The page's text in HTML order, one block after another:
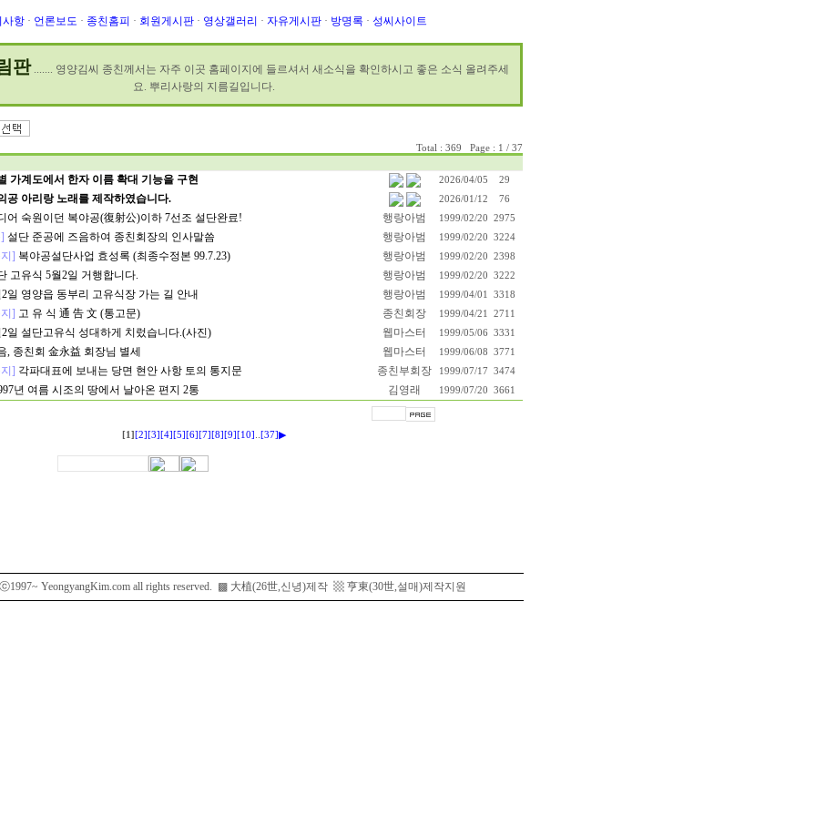
사항 · 언론보도 · 종친홈피 · 회원게시판 · 영상갤러리 · 자유게시판 · 방명록 · 성씨사이트
판....... 영양김씨 종친께서는 자주 이곳 홈페이지에 들르셔서 새소식을 확인하시고 좋은 소식 올려주세
요. 뿌리사랑의 지름길입니다.
Total : 369 Page : 1 / 37
가계도에서 한자 이름 확대 기능을 구현 2026/04/05 29
공 아리랑 노래를 제작하였습니다. 2026/01/12
76
어 숙원이던 복야공(復射公)이하 7선조 설단완료! 행랑아범 1999/02/20
2975
설단 준공에 즈음하여 종친회장의 인사말씀 행랑아범 1999/02/20
3224
] 복야공설단사업 효성록 (최종수정본 99.7.23) 행랑아범 1999/02/20
2398
고유식 5월2일 거행합니다. 행랑아범 1999/02/20
3222
일 영양읍 동부리 고유식장 가는 길 안내 행랑아범 1999/04/01
3318
] 고 유 식 通 告 文 (통고문) 종친회장 1999/04/21
2711
2일 설단고유식 성대하게 치렀습니다.(사진) 웹마스터 1999/05/06
3331
, 종친회 金永益 회장님 별세 웹마스터 1999/06/08
3771
] 각파대표에 보내는 당면 현안 사항 토의 통지문 종친부회장 1999/07/17
3474
년 여름 시조의 땅에서 날아온 편지 2통 김영래 1999/07/20 3661
[1] [2] [3] [4] [5] [6] [7] [8] [9] [10] ..[37]▶
YeongyangKim.com all rights reserved. ▩ 大植(26世,신녕)제작 ▩ 亨東(30世,설매)제작지원